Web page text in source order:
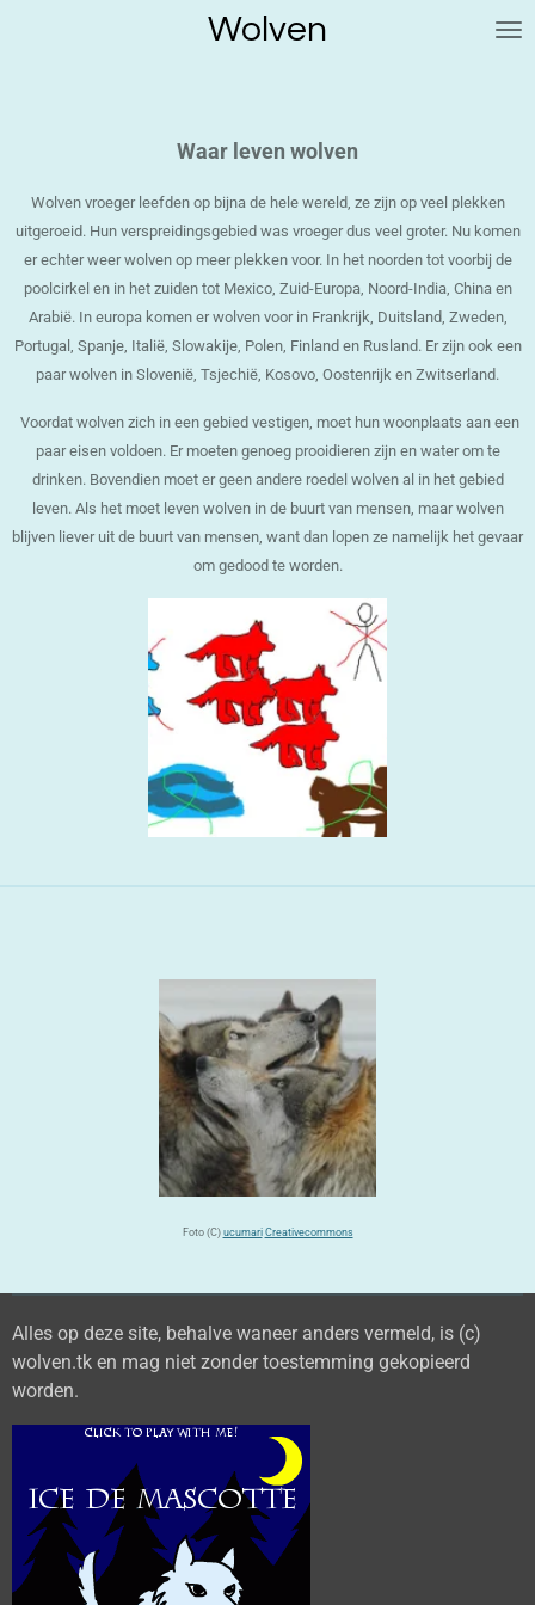
Wolven
Waar leven wolven
Wolven vroeger leefden op bijna de hele wereld, ze zijn op veel plekken
uitgeroeid. Hun verspreidingsgebied was vroeger dus veel groter. Nu komen
er echter weer wolven op meer plekken voor. In het noorden tot voorbij de
poolcirkel en in het zuiden tot Mexico, Zuid-Europa, Noord-India, China en
Arabië. In europa komen er wolven voor in Frankrijk, Duitsland, Zweden,
Portugal, Spanje, Italië, Slowakije, Polen, Finland en Rusland. Er zijn ook een
paar wolven in Slovenië, Tsjechië, Kosovo, Oostenrijk en Zwitserland.
Voordat wolven zich in een gebied vestigen, moet hun woonplaats aan een
paar eisen voldoen. Er moeten genoeg prooidieren zijn en water om te
drinken. Bovendien moet er geen andere roedel wolven al in het gebied
leven. Als het moet leven wolven in de buurt van mensen, maar wolven
blijven liever uit de buurt van mensen, want dan lopen ze namelijk het gevaar
om gedood te worden.
Foto (C) ucumari Creativecommons
Alles op deze site, behalve waneer anders vermeld, is (c)
wolven.tk en mag niet zonder toestemming gekopieerd
worden.